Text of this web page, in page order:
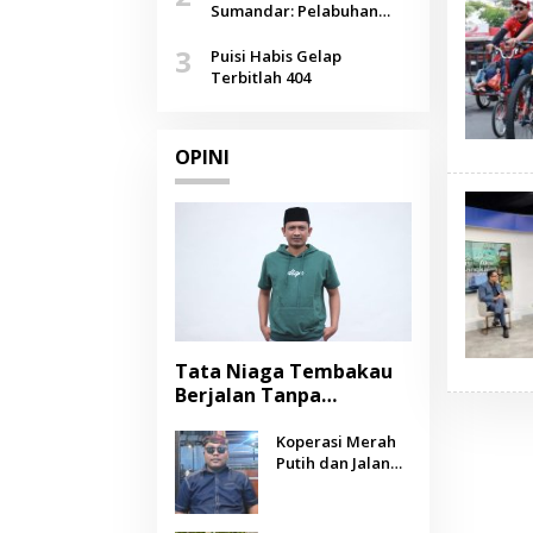
Agustus
Sumandar: Pelabuhan
Selendang Benang Merah
Lombang
3
Puisi Habis Gelap
Terbitlah 404
OPINI
Tata Niaga Tembakau
Berjalan Tanpa
Negara Berpihak
kepada Petani?
Koperasi Merah
Putih dan Jalan